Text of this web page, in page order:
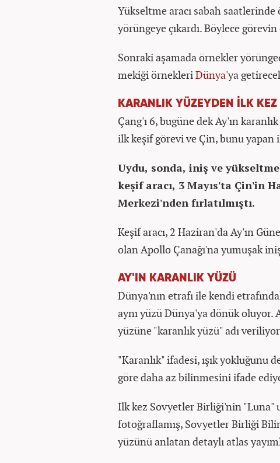
Yükseltme aracı sabah
yörüngeye çıkardı. Böylece
Sonraki aşamada örnekler
mekiği örnekleriDünya'ya
KARANLIK YÜZEYDEN İLK
Çang'ı 6, bugüne dek Ay'ın
ilk keşif görevi ve Çin, bunu yapan
Uydu, sonda, iniş ve
keşif aracı, 3 Mayıs'ta Çin'in
Merkezi'nden fırlatılmıştı.
Keşif aracı, 2 Haziran'da Ay'ın
olan Apollo Çanağı'na yumuşak
AY'IN KARANLIK YÜZÜ
Dünya'nın etrafı ile kendi
aynı yüzü Dünya'ya dönük
yüzüne "karanlık yüzü" adı
"Karanlık" ifadesi, ışık yokluğunu
göre daha az bilinmesini ifade
İlk kez Sovyetler Birliği'nin "Luna"
fotoğraflamış, Sovyetler Birliği
yüzünü anlatan detaylı atlas